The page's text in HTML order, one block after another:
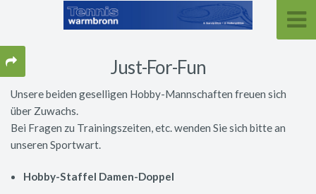
Just-For-Fun
Unsere beiden geselligen Hobby-Mannschaften freuen sich
über Zuwachs.
Bei Fragen zu Trainingszeiten, etc. wenden Sie sich bitte an
unseren Sportwart.
Hobby-Staffel Damen-Doppel